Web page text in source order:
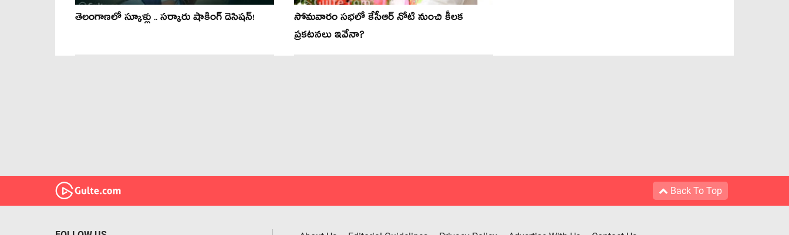
తెలంగాణ‌లో స్కూళ్లు .. స‌ర్కారు షాకింగ్ డెసిష‌న్‌!
సోమవారం సభలో కేసీఆర్ నోటి నుంచి కీలక
ప్రకటనలు ఇవేనా?
Back To Top